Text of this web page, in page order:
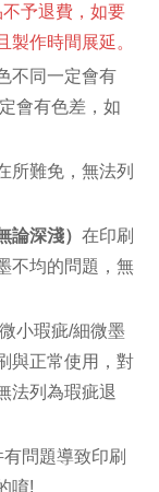
予退費，如要
製作時間展延。
不同一定會有
會有色差，如
所難免，無法列
論深淺） 在印刷
不均的問題，無
小瑕疵/細微墨
與正常使用，對
法列為瑕疵退
問題導致印刷
唷!